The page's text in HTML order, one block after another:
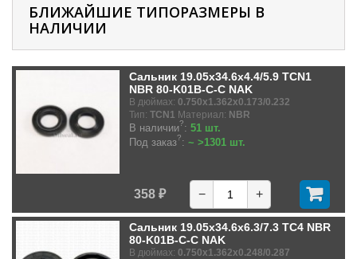
БЛИЖАЙШИЕ ТИПОРАЗМЕРЫ В
НАЛИЧИИ
Сальник 19.05x34.6x4.4/5.9 TCN1
NBR 80-K01B-C-C NAK
В дюймах: 0.750x1.362x0.173/0.232
Тип: TCN1 Материал: NBR
В наличии?: 51 шт.
Под заказ?: ~ >1301 шт.
358 ₽ − +
Сальник 19.05x34.6x6.3/7.3 TC4 NBR
80-K01B-C-C NAK
В дюймах: 0.750x1.362x0.248/0.287